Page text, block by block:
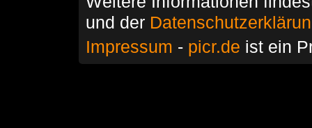
und der
Impressum - picr.de ist ein